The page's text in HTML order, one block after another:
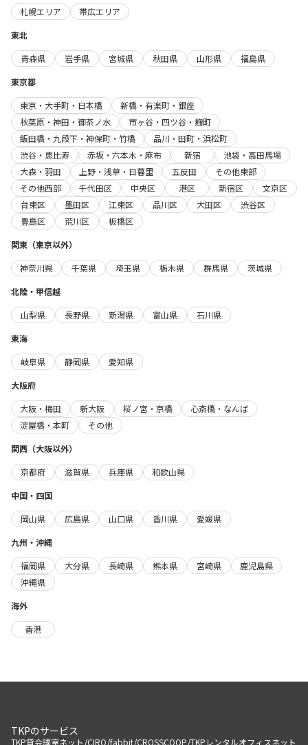
札幌エリア
帯広エリア
東北
青森県
岩手県 宮城県 秋田県 山形県
福島県
東京都
東京・大手町・日本橋
新橋・有楽町・銀座
秋葉原・神田・御茶ノ水
市ヶ谷・四ツ谷・麹町
飯田橋・九段下・神保町・竹橋
品川・田町・浜松町
渋谷・恵比寿
赤坂・六本木・麻布 新宿
池袋・高田馬場
大森・羽田
上野・浅草・日暮里 五反田
その他東部
その他西部
千代田区 中央区 港区 新宿区
文京区
台東区
墨田区 江東区 品川区 大田区
渋谷区
豊島区
荒川区
板橋区
関東（東京以外）
神奈川県
千葉県 埼玉県 栃木県 群馬県
茨城県
北陸・甲信越
山梨県
長野県 新潟県 富山県
石川県
東海
岐阜県
静岡県
愛知県
大阪府
大阪・梅田
新大阪 桜ノ宮・京橋
心斎橋・なんば
淀屋橋・本町
その他
関西（大阪以外）
京都府
滋賀県 兵庫県
和歌山県
中国・四国
岡山県
広島県 山口県 香川県
愛媛県
九州・沖縄
福岡県
大分県 長崎県 熊本県 宮崎県
鹿児島県
沖縄県
海外
香港
TKPのサービス
TKP貸会議室ネット/CIRQ/fabbit/CROSSCOOP/TKPレンタルオフィスネット